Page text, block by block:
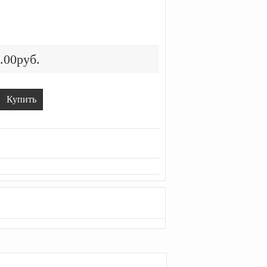
Купить